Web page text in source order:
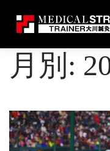
content月別: